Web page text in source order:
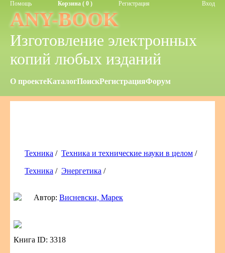
Помощь Корзина ( 0 ) Регистрация Вход
ANY-BOOK
Изготовление электронных
копий любых изданий
О проектеКаталогПоискРегистрацияФорум
Техника / Техника и технические науки в целом /
Техника / Энергетика /
Автор: Висневски, Марек
Книга ID: 3318